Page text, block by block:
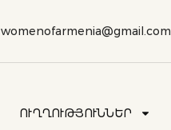
womenofarmenia@gmail.com
ՈՒՂՂՈՒԹՅՈՒՆՆԵՐ